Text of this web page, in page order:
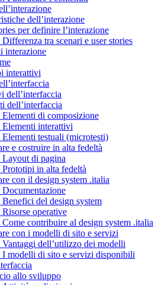
dell’interazione
per definire l’interazione
Differenza tra scenari e user stories
interazione
interattivi
dell’interfaccia
dell’interfaccia
Elementi di composizione
Elementi interattivi
Elementi testuali (microtesti)
e costruire in alta fedeltà
Layout di pagina
Prototipi in alta fedeltà
con il design system .italia
Documentazione
Benefici del design system
operative
Come contribuire al design system .italia
con i modelli di sito e servizi
Vantaggi dell’utilizzo dei modelli
I modelli di sito e servizi disponibili
allo sviluppo